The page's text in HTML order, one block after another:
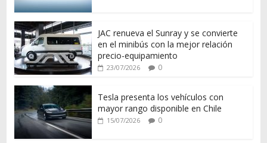
JAC renueva el Sunray y se convierte
en el minibús con la mejor relación
precio-equipamiento
23/07/2026 0
Tesla presenta los vehículos con
mayor rango disponible en Chile
15/07/2026 0